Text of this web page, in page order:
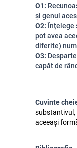
O1:
și genul
O2: Înțelege
pot avea
diferite)
O3:
capăt de
Cuvinte
substantivul,
aceeași